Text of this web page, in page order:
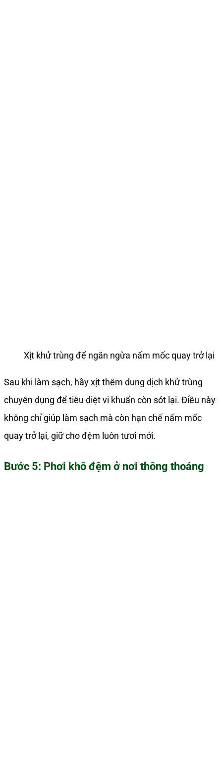
Xịt khử trùng để ngăn ngừa nấm mốc quay trở lại
Sau khi làm sạch, hãy xịt thêm dung dịch khử trùng
chuyên dụng để tiêu diệt vi khuẩn còn sót lại. Điều này
không chỉ giúp làm sạch mà còn hạn chế nấm mốc
quay trở lại, giữ cho đệm luôn tươi mới.
Bước 5: Phơi khô đệm ở nơi thông thoáng